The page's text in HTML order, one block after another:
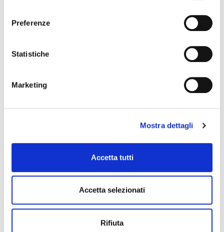
Preferenze
Statistiche
Marketing
Mostra dettagli
Accetta tutti
Accetta selezionati
Rifiuta